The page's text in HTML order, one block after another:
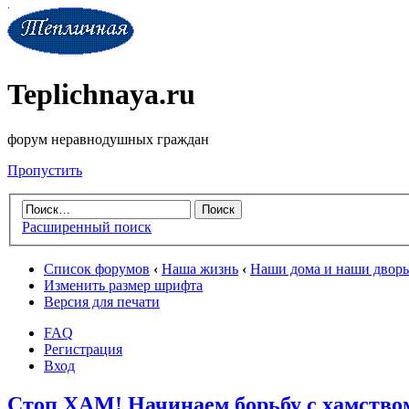
Teplichnaya.ru
форум неравнодушных граждан
Пропустить
Расширенный поиск
Список форумов ‹ Наша жизнь ‹ Наши дома и наши
Изменить размер шрифта
Версия для печати
FAQ
Регистрация
Вход